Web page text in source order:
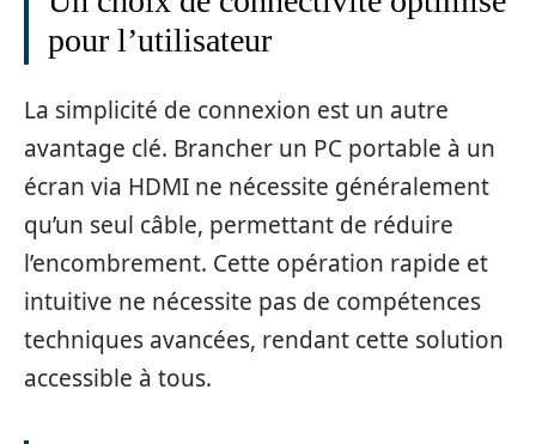
pour l’utilisateur
La simplicité de connexion est un autre
avantage clé. Brancher un PC portable à un
écran via HDMI ne nécessite généralement
qu’un seul câble, permettant de réduire
l’encombrement. Cette opération rapide et
intuitive ne nécessite pas de compétences
techniques avancées, rendant cette solution
accessible à tous.